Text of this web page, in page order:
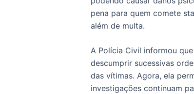
pena para quem comete
além de multa.
A Polícia Civil informou
descumprir sucessivas
das vítimas. Agora, ela
investigações continuam